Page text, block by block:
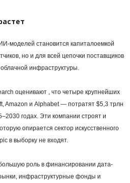
моделей становится капиталоемкой
но и для всей цепочки поставщиков
инфраструктуры.
оценивают , что четыре крупнейших
Amazon и Alphabet — потратят $5,3 трлн
годах. Эти компании строят и
опирается сектор искусственного
в выборку не входят.
роль в финансировании дата-
инфраструктурные фонды и